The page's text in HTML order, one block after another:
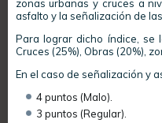
zonas urbanas y cruces a
asfalto y la señalización de las
Para lograr dicho índice, se
Cruces (25%), Obras (20%),
En el caso de señalización y
4 puntos (Malo).
3 puntos (Regular).